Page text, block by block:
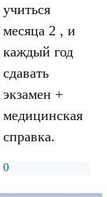
учиться
месяца 2 , и
каждый год
сдавать
экзамен +
медицинская
справка.
0